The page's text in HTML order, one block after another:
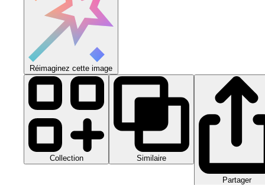
Réimaginez cette image
Collection Similaire
Partager